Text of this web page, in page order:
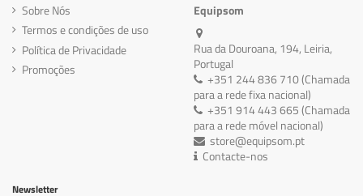
Sobre Nós
Termos e condições de uso
Política de Privacidade
Promoções
Equipsom
Rua da Douroana, 194, Leiria,
Portugal
+351 244 836 710 (Chamada
para a rede fixa nacional)
+351 914 443 665 (Chamada
para a rede móvel nacional)
store@equipsom.pt
Contacte-nos
Newsletter